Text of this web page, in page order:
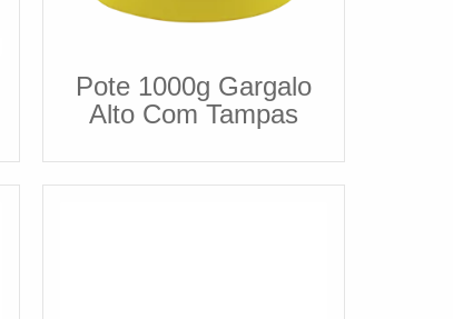
Pote 1000g Gargalo
Alto Com Tampas